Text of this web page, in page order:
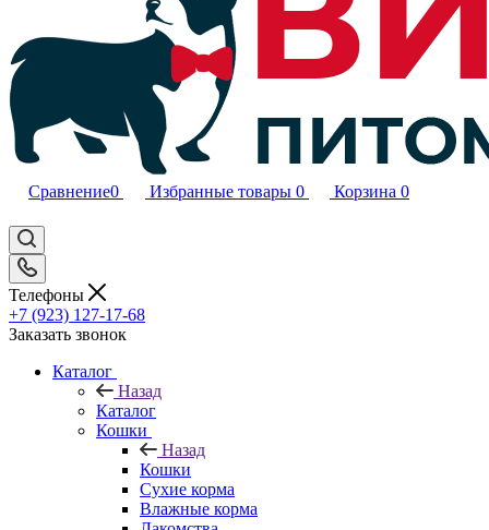
Сравнение0 Избранные товары 0 Корзина 0
Телефоны
+7 (923) 127-17-68
Заказать звонок
Каталог
Назад
Каталог
Кошки
Назад
Кошки
Сухие корма
Влажные корма